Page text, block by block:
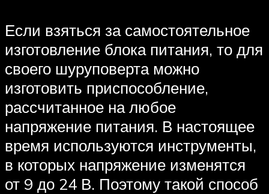
Если взяться за самостоятельное
изготовление блока питания, то для
своего шуруповерта можно
изготовить приспособление,
рассчитанное на любое
напряжение питания. В настоящее
время используются инструменты,
в которых напряжение изменятся
от 9 до 24 В. Поэтому такой способ